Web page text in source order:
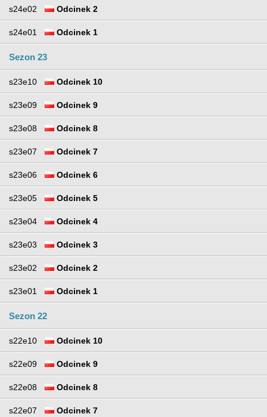
s24e02 Odcinek 2
s24e01 Odcinek 1
Sezon 23
s23e10 Odcinek 10
s23e09 Odcinek 9
s23e08 Odcinek 8
s23e07 Odcinek 7
s23e06 Odcinek 6
s23e05 Odcinek 5
s23e04 Odcinek 4
s23e03 Odcinek 3
s23e02 Odcinek 2
s23e01 Odcinek 1
Sezon 22
s22e10 Odcinek 10
s22e09 Odcinek 9
s22e08 Odcinek 8
s22e07 Odcinek 7